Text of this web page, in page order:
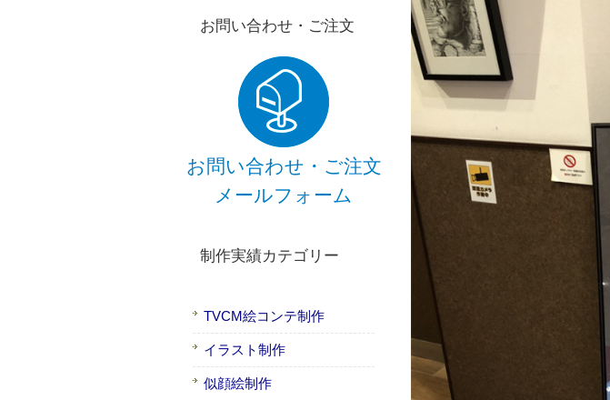
お問い合わせ・ご注文
お問い合わせ・ご注文
メールフォーム
制作実績カテゴリー
TVCM絵コンテ制作
イラスト制作
似顔絵制作